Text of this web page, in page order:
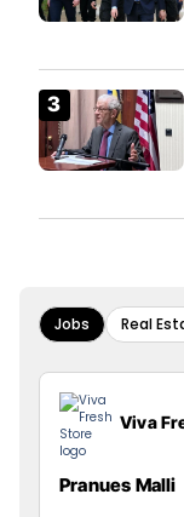
Jobs Real
Viva
Pranues Malli